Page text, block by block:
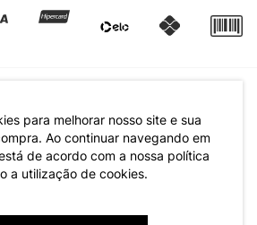
para melhorar nosso site e sua
Ao continuar navegando em
de acordo com a nossa política
a utilização de cookies.